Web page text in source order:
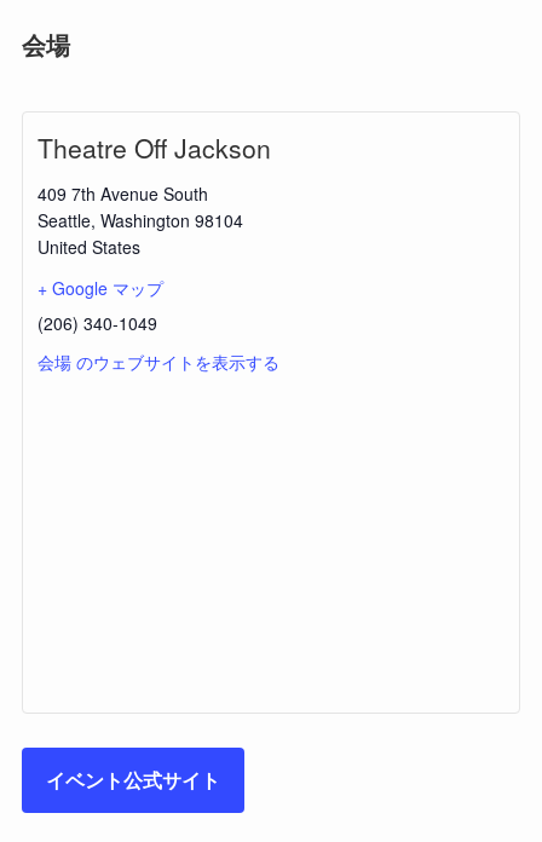
会場
Theatre Off Jackson
409 7th Avenue South
Seattle, Washington 98104
United States
+ Google マップ
(206) 340-1049
会場 のウェブサイトを表示する
イベント公式サイト